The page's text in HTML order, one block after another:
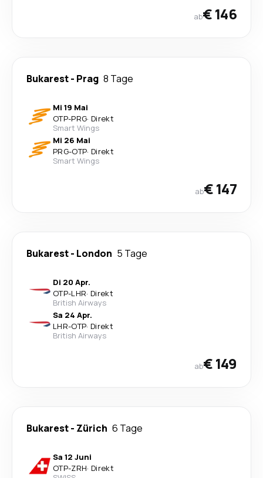
ab€ 146
Bukarest- Prag 8 Tage
Mi 19 Mai
OTP-PRG· Direkt
Smart Wings
Mi 26 Mai
PRG-OTP· Direkt
Smart Wings
ab€ 147
Bukarest- London 5 Tage
Di 20 Apr.
OTP-LHR· Direkt
British Airways
Sa 24 Apr.
LHR-OTP· Direkt
British Airways
ab€ 149
Bukarest- Zürich 6 Tage
Sa 12 Juni
OTP-ZRH· Direkt